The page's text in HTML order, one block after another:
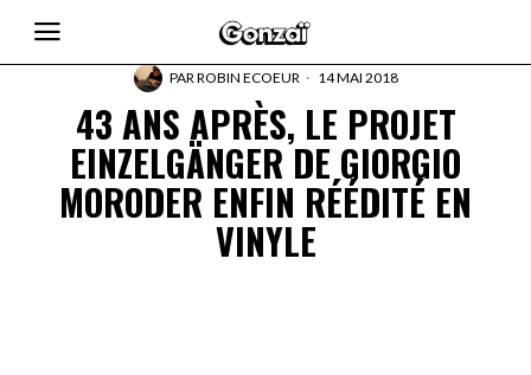
PARROBIN ECOEUR 14 MAI 2018
43 ANS APRÈS, LE PROJET
EINZELGÄNGER DE GIORGIO
MORODER ENFIN RÉÉDITÉ EN
VINYLE